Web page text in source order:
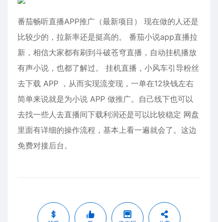
番茄畅听直播APP推广（最新项目） 现在做的人还是
比较少的，拉新率还是挺高的。 番茄小说app直播拉
新，相信大家都有刷到斗破苍穹直播，自动挂机播放
有声小说，也都了解过。 挂机直播，小风车引导粉丝
去下载 APP ，从而实现流变现，一单在12块钱左右
简单来说就是为小说 APP 做推广。自己线下也可以
去找一些人去直播间下载利润还是可以比较稳定 网盘
里面有详细的操作流程，基本上看一遍就会了。这边
免费对接后台。